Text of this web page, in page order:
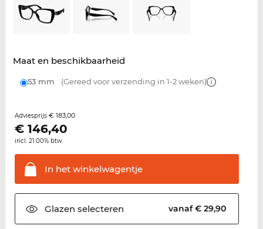
Maat en beschikbaarheid
53 mm (Gereed voor verzending in 1-2 weken)
Adviesprijs € 183,00
€ 146,40
incl. 21.00% btw.
In hetwinkelwagentje
Glazen selecteren vanaf € 29,90